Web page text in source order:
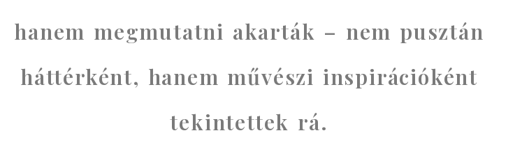
hanem megmutatni akarták – nem pusztán
háttérként, hanem művészi inspirációként
tekintettek rá.